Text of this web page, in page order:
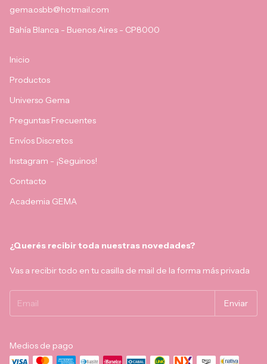
gema.osbb@hotmail.com
Bahía Blanca - Buenos Aires - CP8000
Inicio
Productos
Universo Gema
Preguntas Frecuentes
Envíos Discretos
Instagram - ¡Seguinos!
Contacto
Academia GEMA
¿Querés recibir toda nuestras novedades?
Vas a recibir todo en tu casilla de mail de la forma más privada
Medios de pago